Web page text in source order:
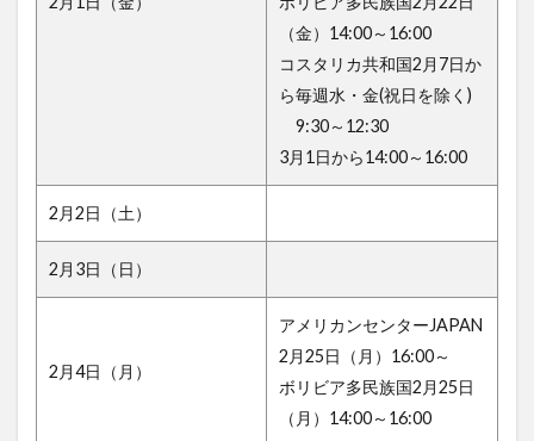
（金）14:00～16:00
コスタリカ共和国2月7日か
ら毎週水・金(祝日を除く)
9:30～12:30
3月1日から14:00～16:00
2月2日（土）
2月3日（日）
2月4日（月）
アメリカンセンターJAPAN
2月25日（月）16:00～
ボリビア多民族国2月25日
（月）14:00～16:00